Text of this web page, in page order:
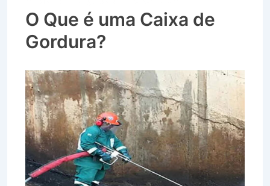
O Que é uma Caixa de
Gordura?